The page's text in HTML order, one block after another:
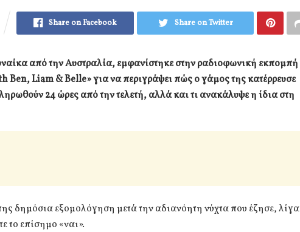
Share on Facebook Share on Twitter
από την Αυστραλία, εμφανίστηκε στην ραδιοφωνική εκπομπή
Ben, Liam & Belle» για να περιγράψει πώς ο γάμος της κατέρρευσε
24 ώρες από την τελετή, αλλά και τι ανακάλυψε η ίδια στη
δημόσια εξομολόγηση μετά την αδιανόητη νύχτα που έζησε, λίγα
το επίσημο «ναι».